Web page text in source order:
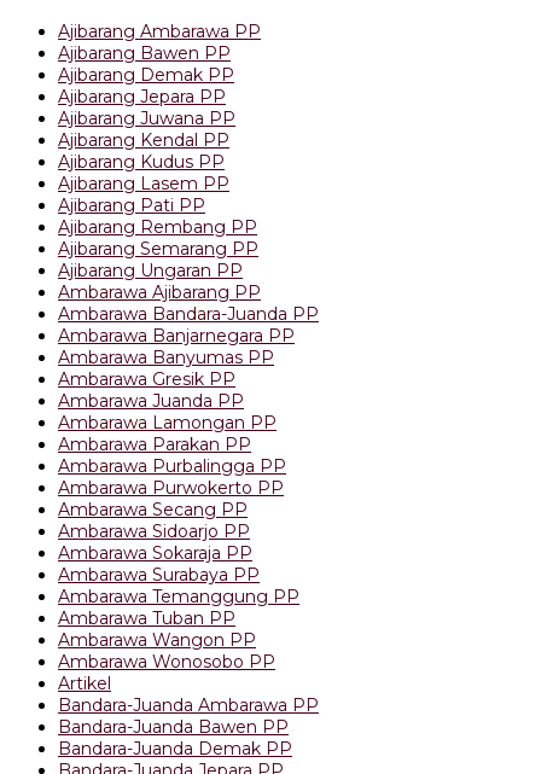
Ajibarang Ambarawa PP
Ajibarang Bawen PP
Ajibarang Demak PP
Ajibarang Jepara PP
Ajibarang Juwana PP
Ajibarang Kendal PP
Ajibarang Kudus PP
Ajibarang Lasem PP
Ajibarang Pati PP
Ajibarang Rembang PP
Ajibarang Semarang PP
Ajibarang Ungaran PP
Ambarawa Ajibarang PP
Ambarawa Bandara-Juanda PP
Ambarawa Banjarnegara PP
Ambarawa Banyumas PP
Ambarawa Gresik PP
Ambarawa Juanda PP
Ambarawa Lamongan PP
Ambarawa Parakan PP
Ambarawa Purbalingga PP
Ambarawa Purwokerto PP
Ambarawa Secang PP
Ambarawa Sidoarjo PP
Ambarawa Sokaraja PP
Ambarawa Surabaya PP
Ambarawa Temanggung PP
Ambarawa Tuban PP
Ambarawa Wangon PP
Ambarawa Wonosobo PP
Artikel
Bandara-Juanda Ambarawa PP
Bandara-Juanda Bawen PP
Bandara-Juanda Demak PP